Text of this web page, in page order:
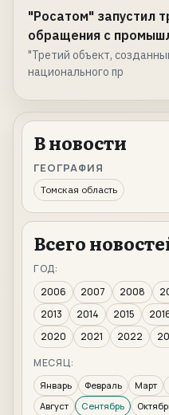
"Росатом" запустил
обращения с
"Третий объект,
национального пр
В новости
ГЕОГРАФИЯ
Томская область
Всего
ГОД:
2006
2007 2008
2013
2014 2015
2020
2021 2022
МЕСЯЦ:
Январь Февраль Март
Август
Сентябрь